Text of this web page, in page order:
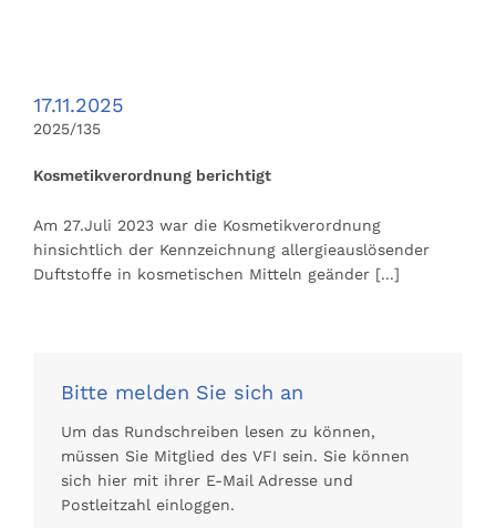
17.11.2025
2025/135
Kosmetikverordnung berichtigt
Am 27.Juli 2023 war die Kosmetikverordnung
hinsichtlich der Kennzeichnung allergieauslösender
Duftstoffe in kosmetischen Mitteln geänder [...]
Bitte melden Sie sich an
Um das Rundschreiben lesen zu können,
müssen Sie Mitglied des VFI sein. Sie können
sich hier mit ihrer E-Mail Adresse und
Postleitzahl einloggen.